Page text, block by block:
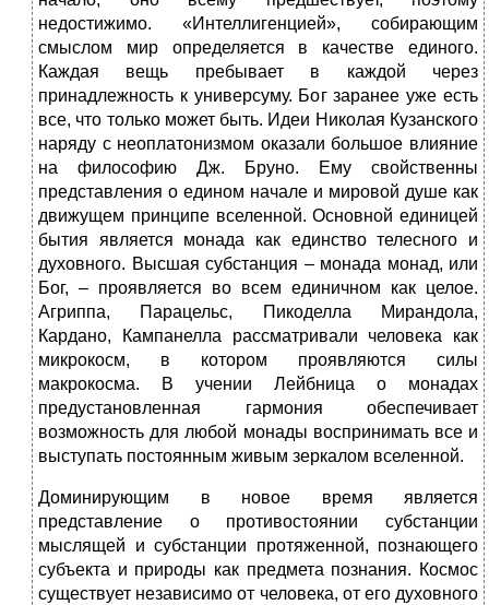
недостижимо. «Интеллигенцией», собирающим
смыслом мир определяется в качестве единого.
Каждая вещь пребывает в каждой через
принадлежность к универсуму. Бог заранее уже есть
все, что только может быть. Идеи Николая Кузанского
наряду с неоплатонизмом оказали большое влияние
на философию Дж. Бруно. Ему свойственны
представления о едином начале и мировой душе как
движущем принципе вселенной. Основной единицей
бытия является монада как единство телесного и
духовного. Высшая субстанция – монада монад, или
Бог, – проявляется во всем единичном как целое.
Агриппа, Парацельс, Пикоделла Мирандола,
Кардано, Кампанелла рассматривали человека как
микрокосм, в котором проявляются силы
макрокосма. В учении Лейбница о монадах
предустановленная гармония обеспечивает
возможность для любой монады воспринимать все и
выступать постоянным живым зеркалом вселенной.
Доминирующим в новое время является
представление о противостоянии субстанции
мыслящей и субстанции протяженной, познающего
субъекта и природы как предмета познания. Космос
существует независимо от человека, от его духовного